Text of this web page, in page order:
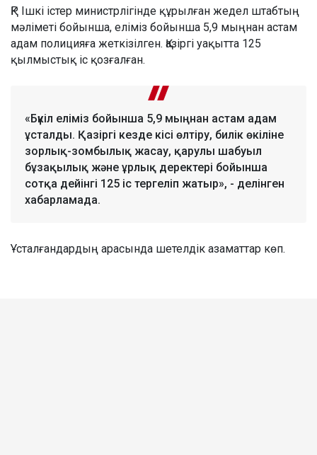
ҚР Ішкі істер министрлігінде құрылған жедел штабтың
мәліметі бойынша, еліміз бойынша 5,9 мыңнан астам
адам полицияға жеткізілген. Қазіргі уақытта 125
қылмыстық іс қозғалған.
«Бүкіл еліміз бойынша 5,9 мыңнан астам адам
ұсталды. Қазіргі кезде кісі өлтіру, билік өкіліне
зорлық-зомбылық жасау, қарулы шабуыл
бұзақылық және ұрлық деректері бойынша
сотқа дейінгі 125 іс тергеліп жатыр», - делінген
хабарламада.
Ұсталғандардың арасында шетелдік азаматтар көп.